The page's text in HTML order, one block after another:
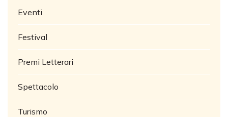
Eventi
Festival
Premi Letterari
Spettacolo
Turismo